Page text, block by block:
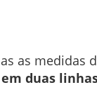
as medidas
duas